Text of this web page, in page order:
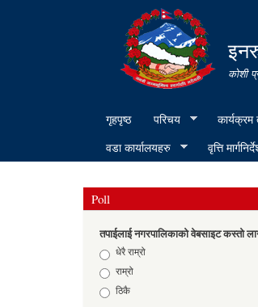
कोशी
गृहपृष्ठ परिचय कार्यक्रम
वडा कार्यालयहरु
वृत्ति
Poll
तपाईलाई नगरपालिकाको वेबसाइट कस्तो
Choicesधेरै राम्रो
राम्रो
ठिकै